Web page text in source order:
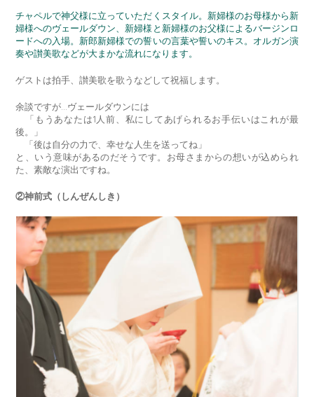
チャペルで神父様に立っていただくスタイル。新婦様のお母様から新
婦様へのヴェールダウン、新婦様と新婦様のお父様によるバージンロ
ードへの入場。新郎新婦様での誓いの言葉や誓いのキス。オルガン演
奏や讃美歌などが大まかな流れになります。
ゲストは拍手、讃美歌を歌うなどして祝福します。
余談ですが…ヴェールダウンには
「もうあなたは1人前、私にしてあげられるお手伝いはこれが最
後。」
「後は自分の力で、幸せな人生を送ってね」
と、いう意味があるのだそうです。お母さまからの想いが込められ
た、素敵な演出ですね。
②神前式（しんぜんしき）